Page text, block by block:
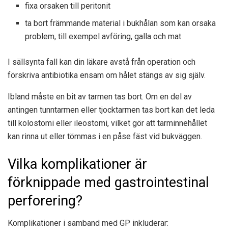
fixa orsaken till peritonit
ta bort främmande material i bukhålan som kan orsaka
problem, till exempel avföring, galla och mat
I sällsynta fall kan din läkare avstå från operation och
förskriva antibiotika ensam om hålet stängs av sig själv.
Ibland måste en bit av tarmen tas bort. Om en del av
antingen tunntarmen eller tjocktarmen tas bort kan det leda
till kolostomi eller ileostomi, vilket gör att tarminnehållet
kan rinna ut eller tömmas i en påse fäst vid bukväggen.
Vilka komplikationer är
förknippade med gastrointestinal
perforering?
Komplikationer i samband med GP inkluderar: